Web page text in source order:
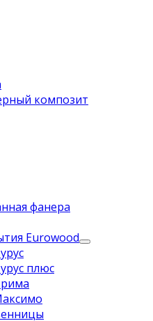
композит
фанера
Eurowood
плюс